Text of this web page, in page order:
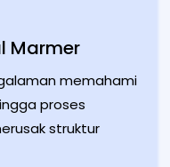
Marmer
memahami
proses
struktur